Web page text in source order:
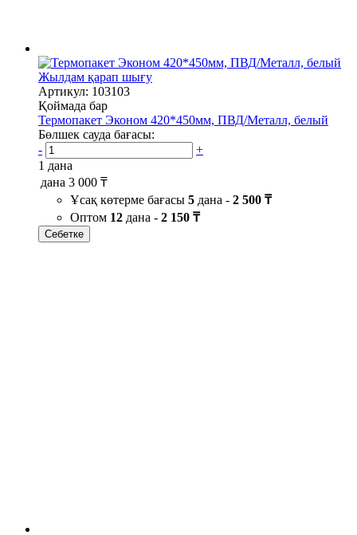
Жылдам қарап шығу
Артикул: 103103
Қоймада бар
Термопакет Эконом 420*450мм, ПВД/Металл, белый
Бөлшек сауда бағасы:
-
+
1 дана
дана 3 000 ₸
Ұсақ көтерме бағасы 5 дана - 2 500 ₸
Оптом 12 дана - 2 150 ₸
Себетке